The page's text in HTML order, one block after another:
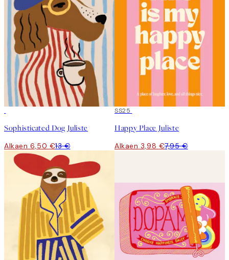
Sophisticated Dog Juliste
Alkaen 6,50 €13 €
50%*
SS25
Happy Place Juliste
Alkaen 3,98 €7,95 €